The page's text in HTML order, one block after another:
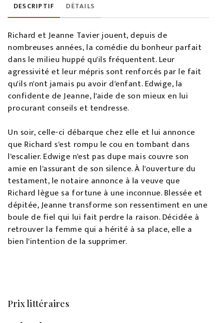
DESCRIPTIF DÉTAILS
Richard et Jeanne Tavier jouent, depuis de
nombreuses années, la comédie du bonheur parfait
dans le milieu huppé qu'ils fréquentent. Leur
agressivité et leur mépris sont renforcés par le fait
qu'ils n'ont jamais pu avoir d'enfant. Edwige, la
confidente de Jeanne, l'aide de son mieux en lui
procurant conseils et tendresse.
Un soir, celle-ci débarque chez elle et lui annonce
que Richard s'est rompu le cou en tombant dans
l'escalier. Edwige n'est pas dupe mais couvre son
amie en l'assurant de son silence. À l'ouverture du
testament, le notaire annonce à la veuve que
Richard lègue sa fortune à une inconnue. Blessée et
dépitée, Jeanne transforme son ressentiment en une
boule de fiel qui lui fait perdre la raison. Décidée à
retrouver la femme qui a hérité à sa place, elle a
bien l'intention de la supprimer.
Prix littéraires